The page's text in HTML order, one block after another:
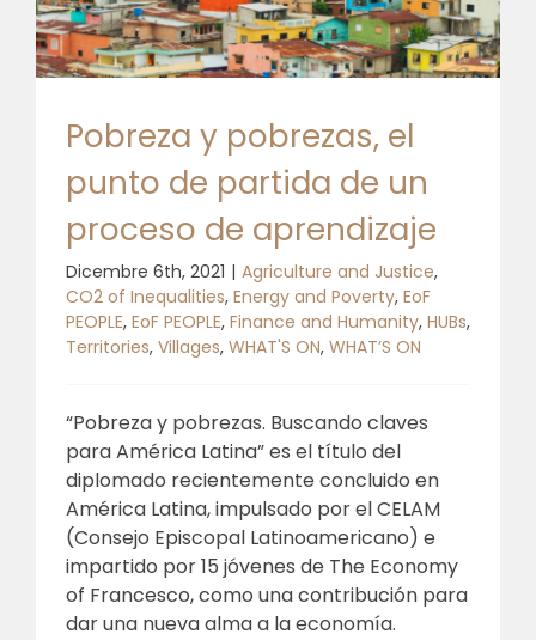
Pobreza y pobrezas, el
punto de partida de un
proceso de aprendizaje
Dicembre 6th, 2021 | Agriculture and Justice,
CO2 of Inequalities, Energy and Poverty, EoF
PEOPLE, EoF PEOPLE, Finance and Humanity, HUBs,
Territories, Villages, WHAT'S ON, WHAT’S ON
“Pobreza y pobrezas. Buscando claves
para América Latina” es el título del
diplomado recientemente concluido en
América Latina, impulsado por el CELAM
(Consejo Episcopal Latinoamericano) e
impartido por 15 jóvenes de The Economy
of Francesco, como una contribución para
dar una nueva alma a la economía.